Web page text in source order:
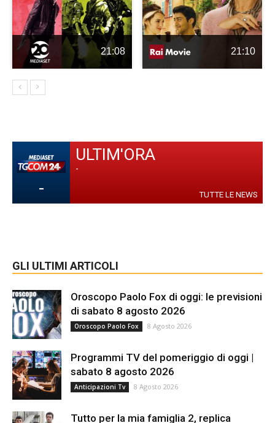
21:08 21:10
-
ULTIM'ORA
-
TUTTE LE NEWS
GLI ULTIMI ARTICOLI
Oroscopo Paolo Fox di oggi: le previsioni
di sabato 8 agosto 2026
Oroscopo Paolo Fox 8 Agosto 2026
Programmi TV del pomeriggio di oggi |
sabato 8 agosto 2026
Anticipazioni Tv 8 Agosto 2026
Tutto per la mia famiglia 2, replica